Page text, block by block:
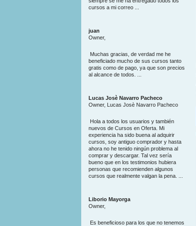
cursos a mi correo ...
juan
Owner,
Muchas gracias, de verdad me he
beneficiado mucho de sus cursos tanto
gratis como de pago, ya que son precios
al alcance de todos. ...
Lucas Josè Navarro Pacheco
Owner, Lucas Josè Navarro Pacheco
Hola a todos los usuarios y también
nuevos de Cursos en Oferta. Mi
experiencia ha sido buena al adquirir
cursos, soy antiguo comprador y hasta
ahora no he tenido ningún problema al
comprar y descargar. Tal vez sería
bueno que en los testimonios hubiera
personas que recomienden algunos
cursos que realmente valgan la pena. ...
Liborio Mayorga
Owner,
Es beneficioso para los que no tenemos